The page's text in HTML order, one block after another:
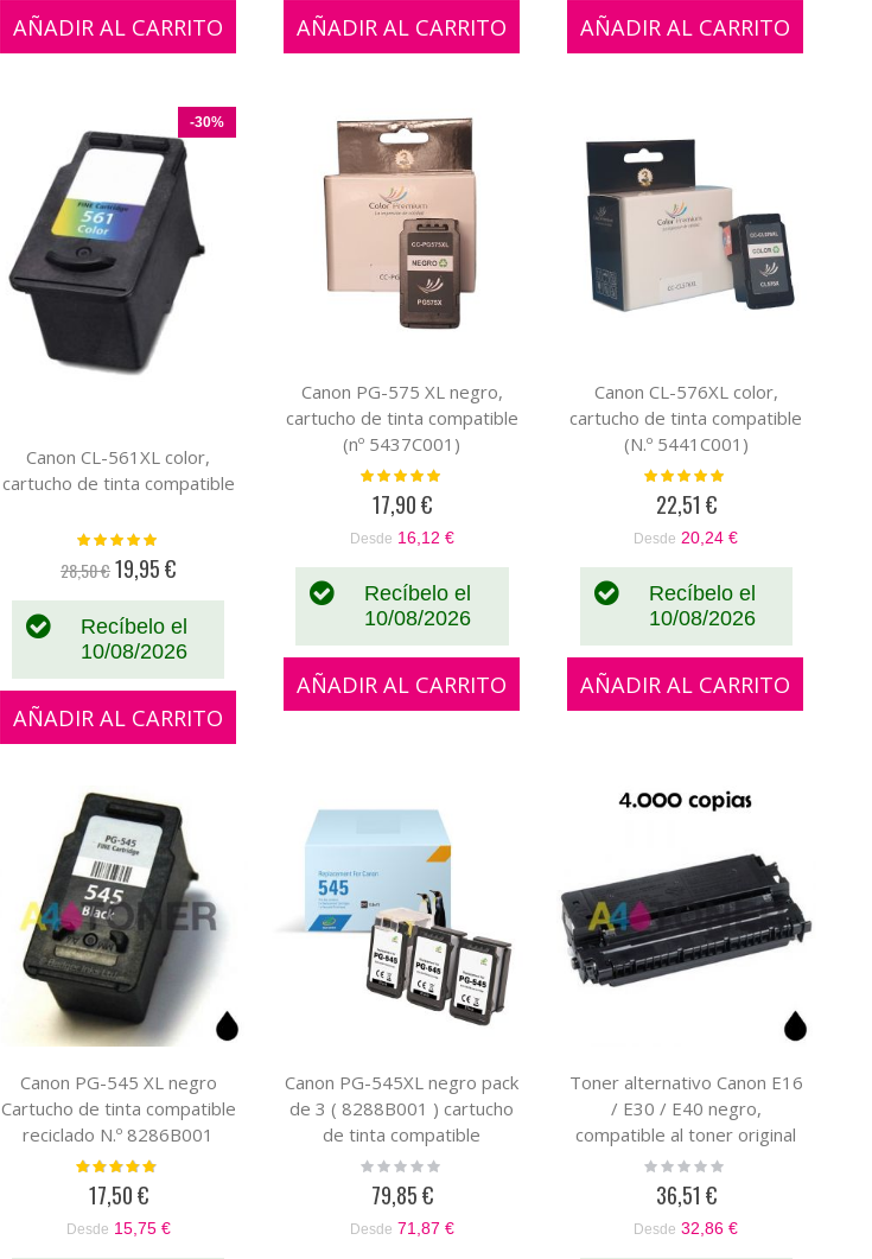
AÑADIR AL CARRITO AÑADIR AL CARRITO AÑADIR AL CARRITO
-30%
Canon CL-561XL color,
cartucho de tinta compatible
Valoración:
28,50 € Precio
19,95 €
Recíbelo el
10/08/2026
AÑADIR AL CARRITO
Canon PG-575 XL negro,
cartucho de tinta compatible
(nº 5437C001)
Valoración:
17,90 €
Desde 16,12 €
Recíbelo el
10/08/2026
AÑADIR AL CARRITO
Canon CL-576XL color,
cartucho de tinta compatible
(N.º 5441C001)
Valoración:
22,51 €
Desde 20,24 €
Recíbelo el
10/08/2026
AÑADIR AL CARRITO
Canon PG-545 XL negro
Cartucho de tinta compatible
reciclado N.º 8286B001
Valoración:
17,50 €
Desde 15,75 €
Canon PG-545XL negro pack
de 3 ( 8288B001 ) cartucho
de tinta compatible
Rating:
79,85 €
Desde 71,87 €
Toner alternativo Canon E16
/ E30 / E40 negro,
compatible al toner original
Canon 1491A003
Rating:
36,51 €
Desde 32,86 €